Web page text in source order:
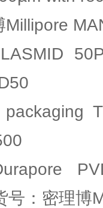
号：密理博